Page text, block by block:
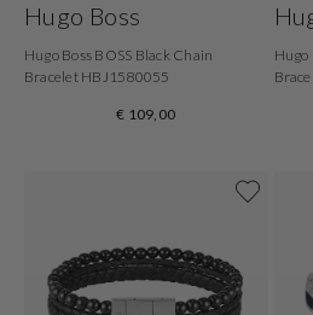
Hugo Boss
Hugo Boss BOSS Black Chain
Bracelet HBJ1580055
€ 109,00
Hugo